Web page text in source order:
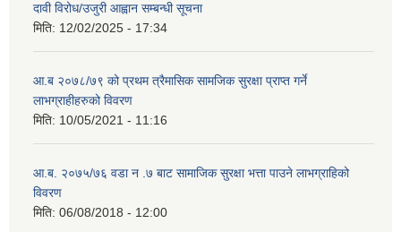
दावी विरोध/उजुरी आह्वान सम्बन्धी सूचना
मिति: 12/02/2025 - 17:34
आ.ब २०७८/७९ को प्रथम त्रैमासिक सामजिक सुरक्षा प्राप्त गर्ने
लाभग्राहीहरुको विवरण
मिति: 10/05/2021 - 11:16
आ.ब. २०७५/७६ वडा न .७ बाट सामाजिक सुरक्षा भत्ता पाउने लाभग्राहिको
विवरण
मिति: 06/08/2018 - 12:00